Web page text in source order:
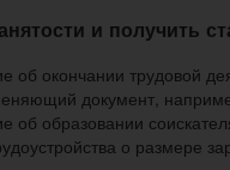
и получить
об окончании трудовой
документ,
об образовании
о размере